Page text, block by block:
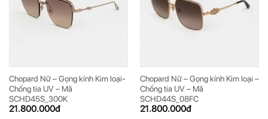
Chopard Nữ – Gọng kính Kim loại-
Chống tia UV – Mã
SCHD45S_300K
21.800.000đ
Chopard Nữ – Gọng kính Kim loại –
Chống tia UV – Mã
SCHD44S_08FC
21.800.000đ